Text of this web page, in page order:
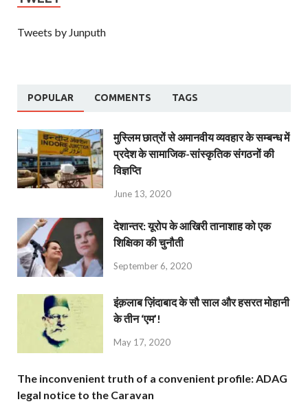
Tweets by Junputh
POPULAR COMMENTS TAGS
मुस्लिम छात्रों से अमानवीय व्यवहार के सम्बन्ध में
प्रदेश के सामाजिक-सांस्कृतिक संगठनों की
विज्ञप्ति
June 13, 2020
देशान्‍तर: यूरोप के आखिरी तानाशाह को एक
शिक्षिका की चुनौती
September 6, 2020
इंक़लाब ज़िंदाबाद के सौ साल और हसरत मोहानी
के तीन ‘एम’!
May 17, 2020
The inconvenient truth of a convenient profile: ADAG
legal notice to the Caravan